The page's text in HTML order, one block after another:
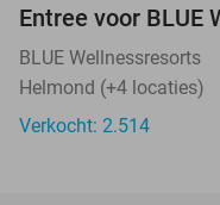
Entree voor BLUE
BLUE Wellnessresorts
Helmond (+4 locaties)
Verkocht: 2.514